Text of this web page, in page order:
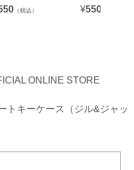
（税込）
¥550
ONLINE STORE
トキーケース（ジル&ジャッ